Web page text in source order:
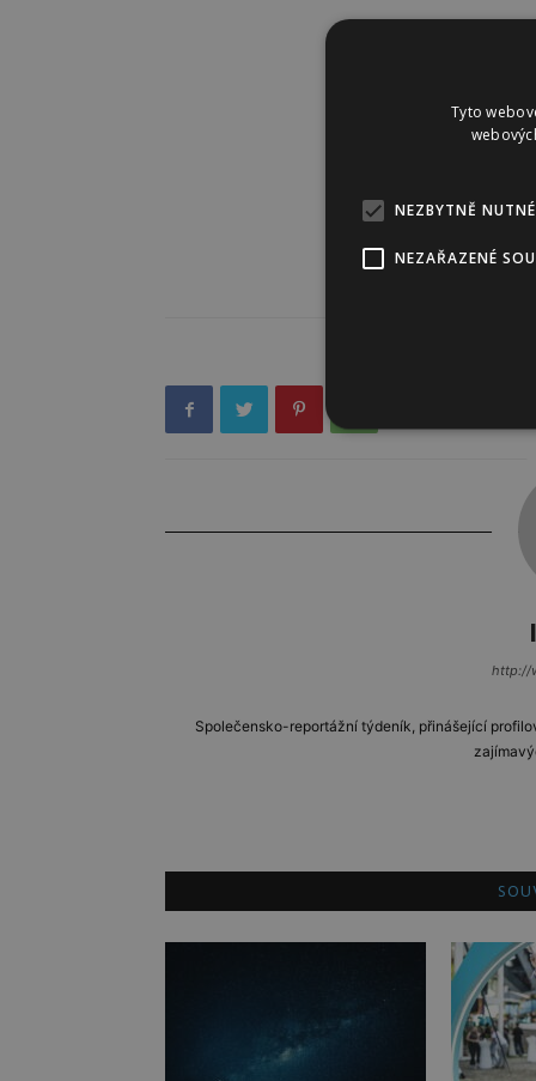
http://
Společensko-reportážní týdeník, přinášející
Tyto
NEZBYTNĚ
NEZAŘAZENÉ